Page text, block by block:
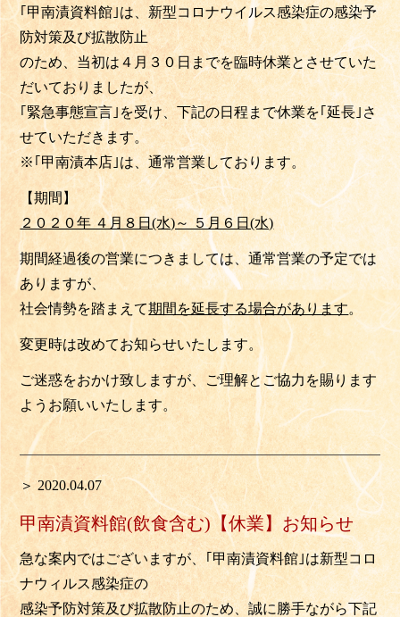
｢甲南漬資料館｣は、新型コロナウイルス感染症の感染予
防対策及び拡散防止
のため、当初は４月３０日までを臨時休業とさせていた
だいておりましたが、
｢緊急事態宣言｣を受け、下記の日程まで休業を｢延長｣さ
せていただきます。
※｢甲南漬本店｣は、通常営業しております。
【期間】
２０２０年 ４月８日(水)～ ５月６日(水)
期間経過後の営業につきましては、通常営業の予定では
ありますが、
社会情勢を踏まえて期間を延長する場合があります。
変更時は改めてお知らせいたします。
ご迷惑をおかけ致しますが、ご理解とご協力を賜ります
ようお願いいたします。
＞ 2020.04.07
甲南漬資料館(飲食含む)【休業】お知らせ
急な案内ではございますが、｢甲南漬資料館｣は新型コロ
ナウィルス感染症の
感染予防対策及び拡散防止のため、誠に勝手ながら下記